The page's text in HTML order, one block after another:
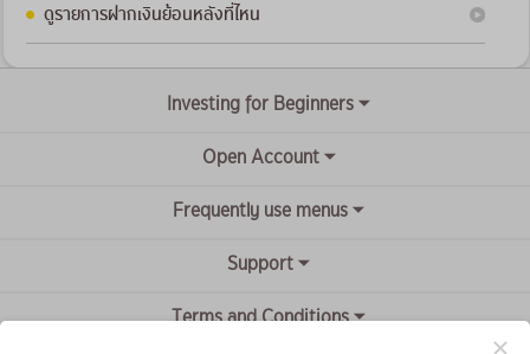
ดูรายการฝากเงินย้อนหลังที่ไหน
Investing for Beginners
Open Account
Frequently use menus
Support
Terms and Conditions